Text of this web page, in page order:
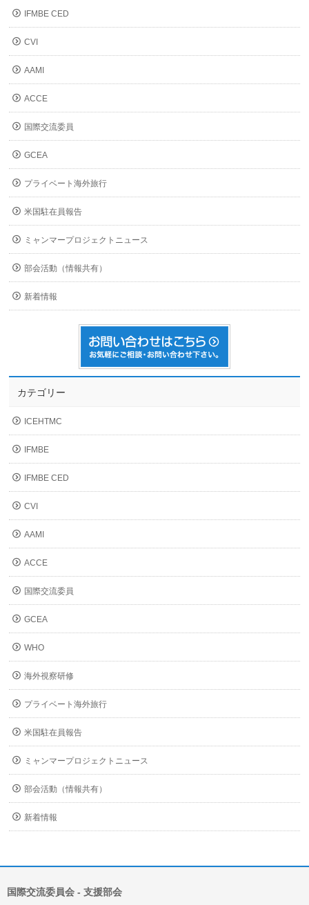
IFMBE CED
CVI
AAMI
ACCE
国際交流委員
GCEA
プライベート海外旅行
米国駐在員報告
ミャンマープロジェクトニュース
部会活動（情報共有）
新着情報
カテゴリー
ICEHTMC
IFMBE
IFMBE CED
CVI
AAMI
ACCE
国際交流委員
GCEA
WHO
海外視察研修
プライベート海外旅行
米国駐在員報告
ミャンマープロジェクトニュース
部会活動（情報共有）
新着情報
国際交流委員会 ‐ 支援部会